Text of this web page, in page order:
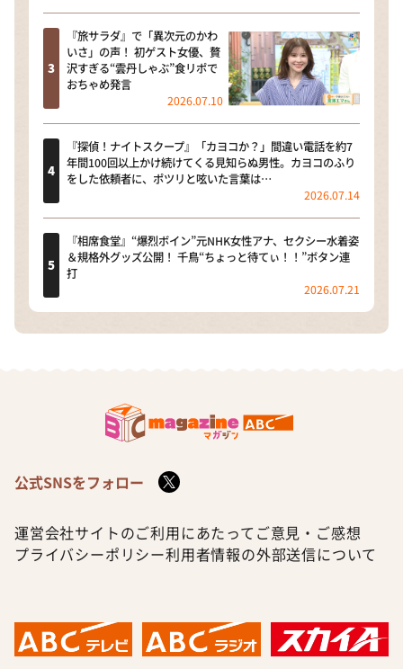
『旅サラダ』で「異次元のかわ
いさ」の声！ 初ゲスト女優、贅
沢すぎる“雲丹しゃぶ”食リポで
おちゃめ発言
2026.07.10
『探偵！ナイトスクープ』「カヨコか？」間違い電話を約7
年間100回以上かけ続けてくる見知らぬ男性。カヨコのふり
をした依頼者に、ポツリと呟いた言葉は…
2026.07.14
『相席食堂』“爆烈ボイン”元NHK女性アナ、セクシー水着姿
＆規格外グッズ公開！ 千鳥“ちょっと待てぃ！！”ボタン連
打
2026.07.21
公式SNSをフォロー
運営会社サイトのご利用にあたって ご意見・ご感想
プライバシーポリシー利用者情報の外部送信について